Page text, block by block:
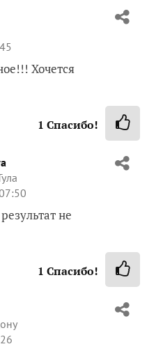
Хочется
1 Спасибо!
не
1 Спасибо!